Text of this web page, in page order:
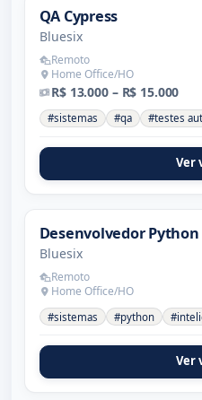
QA Cypress
Bluesix
Remoto
Home Office/HO
R$ 13.000 – R$ 15.000
#sistemas #qa #testes
Ver
Desenvolvedor
Bluesix
Remoto
Home Office/HO
#sistemas #python
Ver